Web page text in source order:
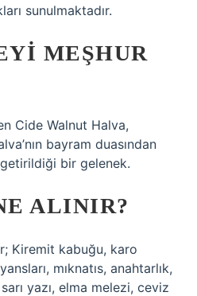
sunulmaktadır.
MEŞHUR
Cide Walnut Halva,
bayram duasından
bir gelenek.
ALINIR?
Kiremit kabuğu, karo
mıknatıs, anahtarlık,
yazı, elma melezi, ceviz